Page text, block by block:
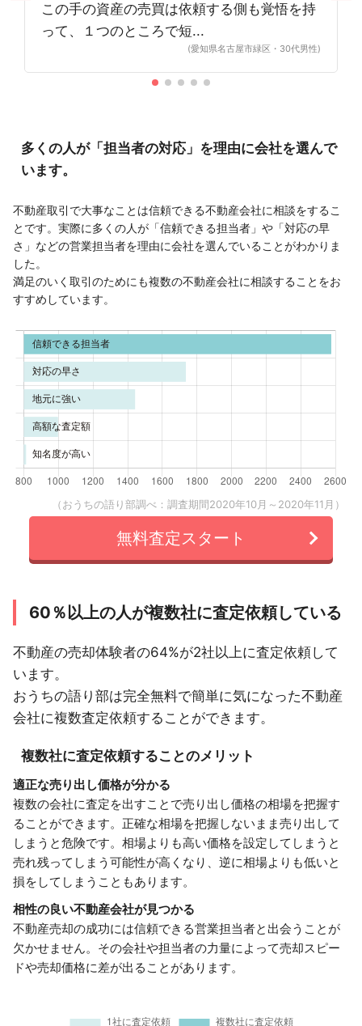
この手の資産の売買は依頼する側も覚悟を持
って、１つのところで短...
(愛知県名古屋市緑区・30代男性)
多くの人が「担当者の対応」を理由に会社を選んで
います。
不動産取引で大事なことは信頼できる不動産会社に相談をするこ
とです。実際に多くの人が「信頼できる担当者」や「対応の早
さ」などの営業担当者を理由に会社を選んでいることがわかりま
した。
満足のいく取引のためにも複数の不動産会社に相談することをお
すすめしています。
（おうちの語り部調べ：調査期間2020年10月～2020年11月）
無料査定スタート
60％以上の人が複数社に査定依頼している
不動産の売却体験者の64%が2社以上に査定依頼して
います。
おうちの語り部は完全無料で簡単に気になった不動産
会社に複数査定依頼することができます。
複数社に査定依頼することのメリット
適正な売り出し価格が分かる
複数の会社に査定を出すことで売り出し価格の相場を把握す
ることができます。正確な相場を把握しないまま売り出して
しまうと危険です。相場よりも高い価格を設定してしまうと
売れ残ってしまう可能性が高くなり、逆に相場よりも低いと
損をしてしまうこともあります。
相性の良い不動産会社が見つかる
不動産売却の成功には信頼できる営業担当者と出会うことが
欠かせません。その会社や担当者の力量によって売却スピー
ドや売却価格に差が出ることがあります。